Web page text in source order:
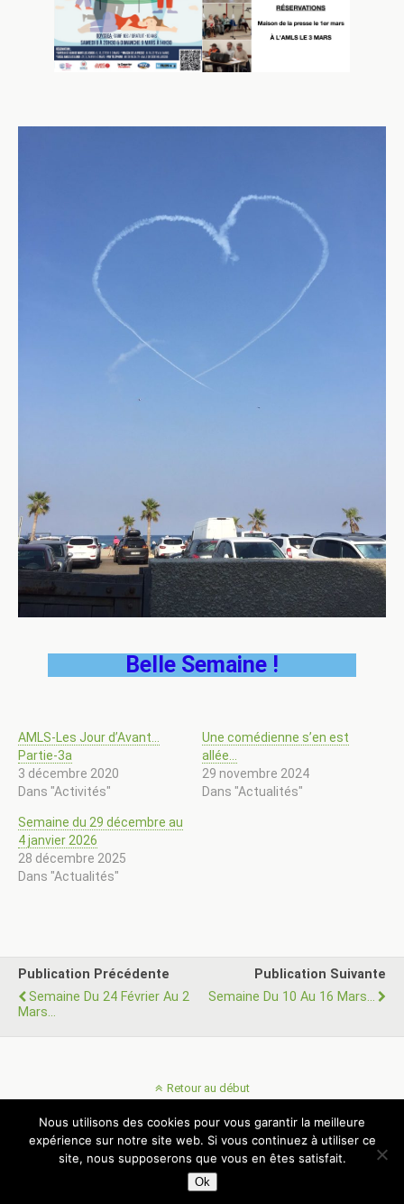
Belle Semaine !
AMLS-Les Jour d’Avant…
Partie-3a
3 décembre 2020
Dans "Activités"
Une comédienne s’en est
allée…
29 novembre 2024
Dans "Actualités"
Semaine du 29 décembre au
4 janvier 2026
28 décembre 2025
Dans "Actualités"
Publication Précédente
Semaine Du 24 Février Au 2
Mars...
Publication Suivante
Semaine Du 10 Au 16 Mars...
Retour au début
Mobile Bureau
© AMLS 85 - Association Montoises de Loisirs Sportifs
Nous utilisons des cookies pour vous garantir la meilleure
expérience sur notre site web. Si vous continuez à utiliser ce
site, nous supposerons que vous en êtes satisfait.
Ok